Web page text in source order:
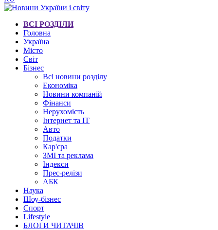
ВСІ РОЗДІЛИ
Головна
Україна
Місто
Світ
Бізнес
Всі новини розділу
Економіка
Новини компаній
Фінанси
Нерухомість
Інтернет та IT
Авто
Податки
Кар'єра
ЗМІ та реклама
Індекси
Прес-релізи
АБК
Наука
Шоу-бізнес
Спорт
Lifestyle
БЛОГИ ЧИТАЧІВ